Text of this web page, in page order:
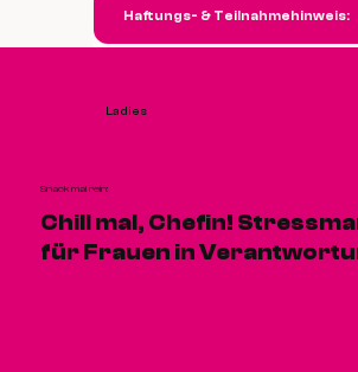
Haftungs- & Teilnahmehinweis:
Ladies
Snack mal rein:
Chill mal, Chefin!
für Frauen in